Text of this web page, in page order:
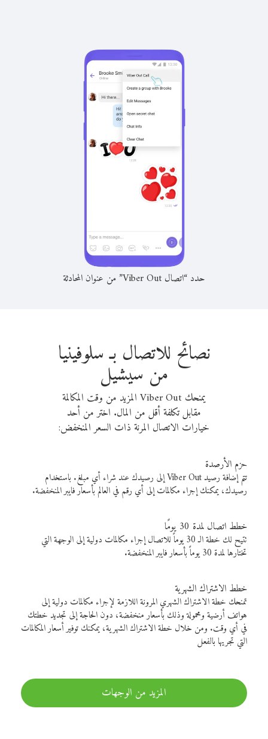
حدد “اتصال Viber Out” من عنوان المحادثة
نصائح للاتصال بـ سلوفينيا
من سيشيل
يمنحك Viber Out المزيد من وقت المكالمة
مقابل تكلفة أقل من المال. اختر من أحد
خيارات الاتصال المرنة ذات السعر المنخفض:
حزم الأرصدة
تتم إضافة رصيد Viber Out إلى رصيدك عند شراء أي مبلغ. باستخدام
رصيدك، يمكنك إجراء مكالمات إلى أي رقم في العالم بأسعار فايبر المنخفضة.
خطط اتصال لمدة 30 يومًا
تتيح لك خطة الـ 30 يوماً للاتصال إجراء مكالمات دولية إلى الوجهة التي
تختارها لمدة 30 يوماً بأسعار فايبر المنخفضة.
خطط الاشتراك الشهرية
تمنحك خطة الاشتراك الشهري المرونة اللازمة لإجراء مكالمات دولية إلى
هواتف أرضية ومحمولة وذلك بأسعار منخفضة، دون الحاجة إلى تجديد خطتك
في أي وقت. ومن خلال خطة الاشتراك الشهرية، يمكنك توفير أسعار المكالمات
التي تجريها بالفعل
المزيد من الوجهات